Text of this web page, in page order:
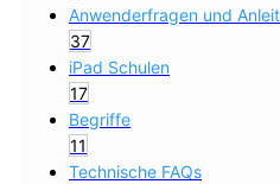
Anwenderfragen und
37
iPad Schulen
17
Begriffe
11
Technische FAQs